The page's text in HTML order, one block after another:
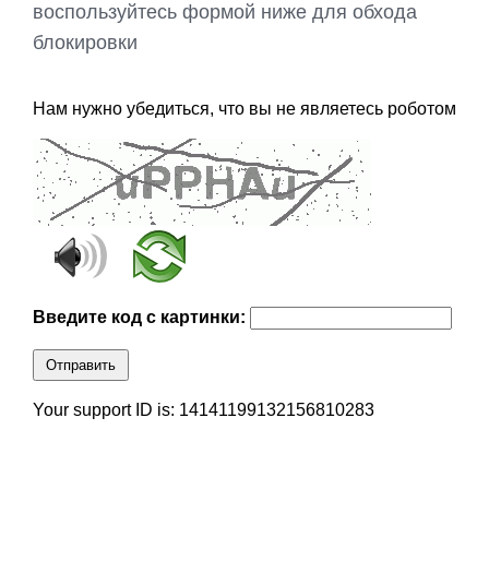
воспользуйтесь формой ниже для обхода
блокировки
Нам нужно убедиться, что вы не являетесь роботом
Введите код с картинки:
Отправить
Your support ID is: 14141199132156810283